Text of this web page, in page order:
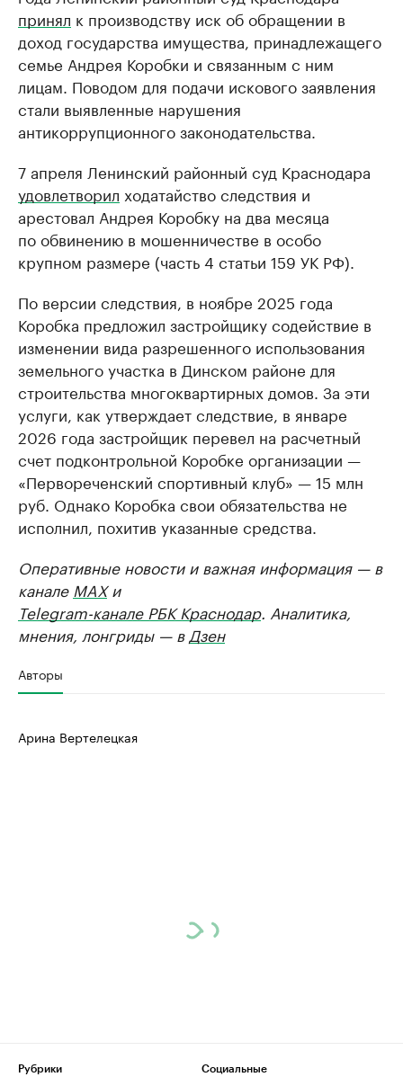
принял к производству иск об обращении в
доход государства имущества, принадлежащего
семье Андрея Коробки и связанным с ним
лицам. Поводом для подачи искового заявления
стали выявленные нарушения
антикоррупционного законодательства.
7 апреля Ленинский районный суд Краснодара
удовлетворил ходатайство следствия и
арестовал Андрея Коробку на два месяца
по обвинению в мошенничестве в особо
крупном размере (часть 4 статьи 159 УК РФ).
По версии следствия, в ноябре 2025 года
Коробка предложил застройщику содействие в
изменении вида разрешенного использования
земельного участка в Динском районе для
строительства многоквартирных домов. За эти
услуги, как утверждает следствие, в январе
2026 года застройщик перевел на расчетный
счет подконтрольной Коробке организации —
«Первореченский спортивный клуб» — 15 млн
руб. Однако Коробка свои обязательства не
исполнил, похитив указанные средства.
Оперативные новости и важная информация — в
канале MAXи
Telegram-канале РБК Краснодар. Аналитика,
мнения, лонгриды — в Дзен
Авторы
Арина Вертелецкая
Рубрики
Социальные